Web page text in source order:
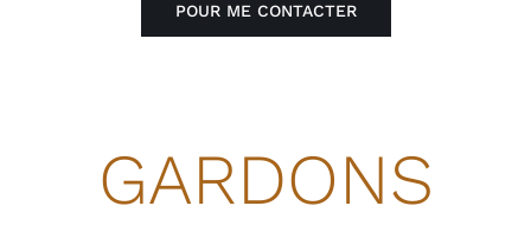
GARDONS
POUR ME CONTACTER